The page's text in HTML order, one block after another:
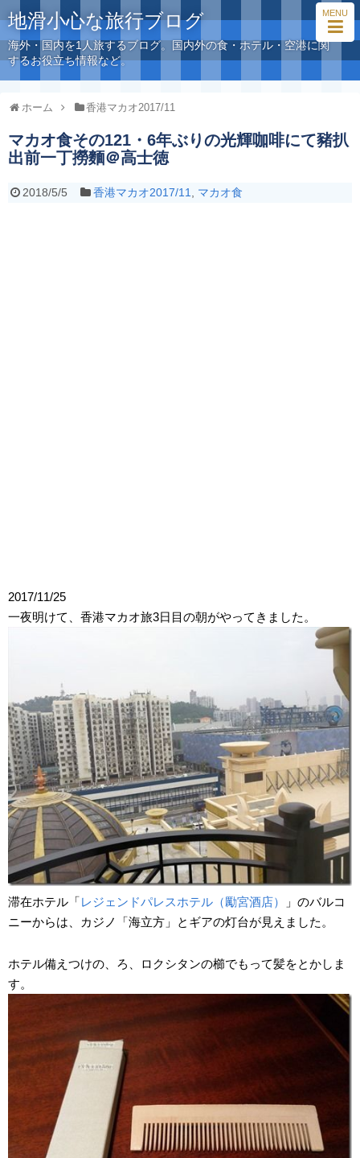
MENU
地滑小心な旅行ブログ
海外・国内を1人旅するブログ。国内外の食・ホテル・空港に関
するお役立ち情報など。
ホーム 香港マカオ2017/11
マカオ食その121・6年ぶりの光輝咖啡にて豬扒
出前一丁撈麵＠高士徳
2018/5/5 香港マカオ2017/11 マカオ食
2017/11/25
一夜明けて、香港マカオ旅3日目の朝がやってきました。
滞在ホテル「レジェンドパレスホテル（勵宮酒店）
」のバルコ
ニーからは、カジノ「海立方」とギアの灯台が見えました。
ホテル備えつけの、ろ、ロクシタンの櫛でもって髪をとかしま
す。